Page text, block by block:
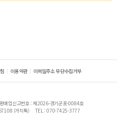
이용약관 이메일주소 무단수집거부
매업신고번호 : 제2026-경기군포-0084호
(가치톡)
TEL : 070-7425-3777